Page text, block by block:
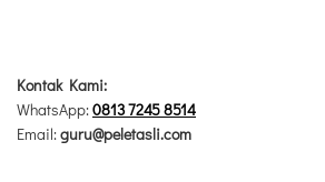
Kontak Kami:
WhatsApp:0813 7245 8514
Email:guru@peletasli.com